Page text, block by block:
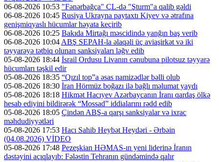
06-08-2026 10:53 "Fənərbağça" ÇL-də "Şturm"a qalib gəldi
06-08-2026 10:45 Rusiya Ukrayna paytaxtı Kiyev və ətrafına
genişmiqyaslı hücumlar həyata keçirib
06-08-2026 10:25 Bakıda Mirtağı məscidində yanğın baş verib
06-08-2026 10:04ABŞ SEPAH-la əlaqəli üç aviaşirkət və iki
təyyarəyə tətbiq olunan sanksiyaları ləğv edib
05-08-2026 18:44 İsrail Ordusu Livanın cənubuna pilotsuz təyyarə
hücumları təşkil edir
05-08-2026 18:35 “Qızıl top”a əsas namizədlər bəlli olub
05-08-2026 18:30 İran Hörmüz boğazı ilə bağlı məlumat yaydı
05-08-2026 18:18 Hikmət Hacıyev Azərbaycanın İranı qardaş ölkə
hesab ediyini bildirərək “Mossad” iddialarını rədd edib
05-08-2026 18:05 Çindən ABŞ-a qarşı sanksiyalar və ixrac
məhdudiyyətləri
05-08-2026 17:53 Hacı Sahib Heybət Heydəri - Ərbəin
(04.08.2026) VİDEO
05-08-2026 17:48 Pezeşkian HƏMAS-ın yeni liderinə İranın
dəstəyini açıqlayıb: Fələstin Tehranın gündəmində qalır